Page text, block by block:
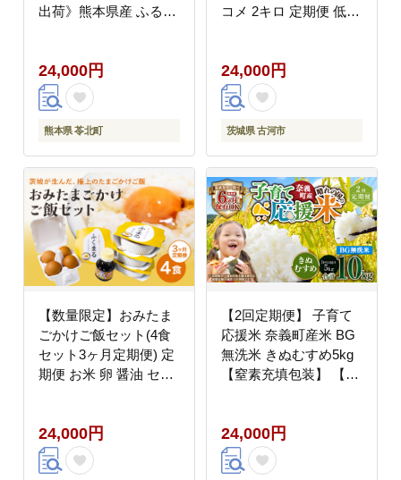
出荷》熊本県産 ふるさ
コシヒカリ コメ お米
おこめ ---
reihoku_loc_519_mo2--
24,000円
熊本県 苓北町
コメ 2キロ 定期便 低農
市産 茨城県産 贈答 贈
り物 プレゼント 茨城県
古河市 直送 農家直送
産地直送 送料無料
24,000円
茨城県 古河市
【数量限定】おみたま
ごかけご飯セット(4食
セット3ヶ月定期便) 定
期便 お米 卵 醤油 セッ
たまご タマゴ 玉子 鶏
卵 しょうゆ 卵かけ醤油
卵かけ ご飯 ごはん 卵
24,000円
【2回定期便】 子育て
応援米 奈義町産米 BG
無洗米 きぬむすめ5kg
【窒素充填包装】 【お
白米 ご飯 単一精米 無
洗米 国産 定期便 岡山
県 奈義町
24,000円